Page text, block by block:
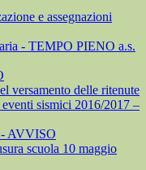
e assegnazioni
- TEMPO PIENO a.s.
versamento delle ritenute
sismici 2016/2017 –
AVVISO
scuola 10 maggio